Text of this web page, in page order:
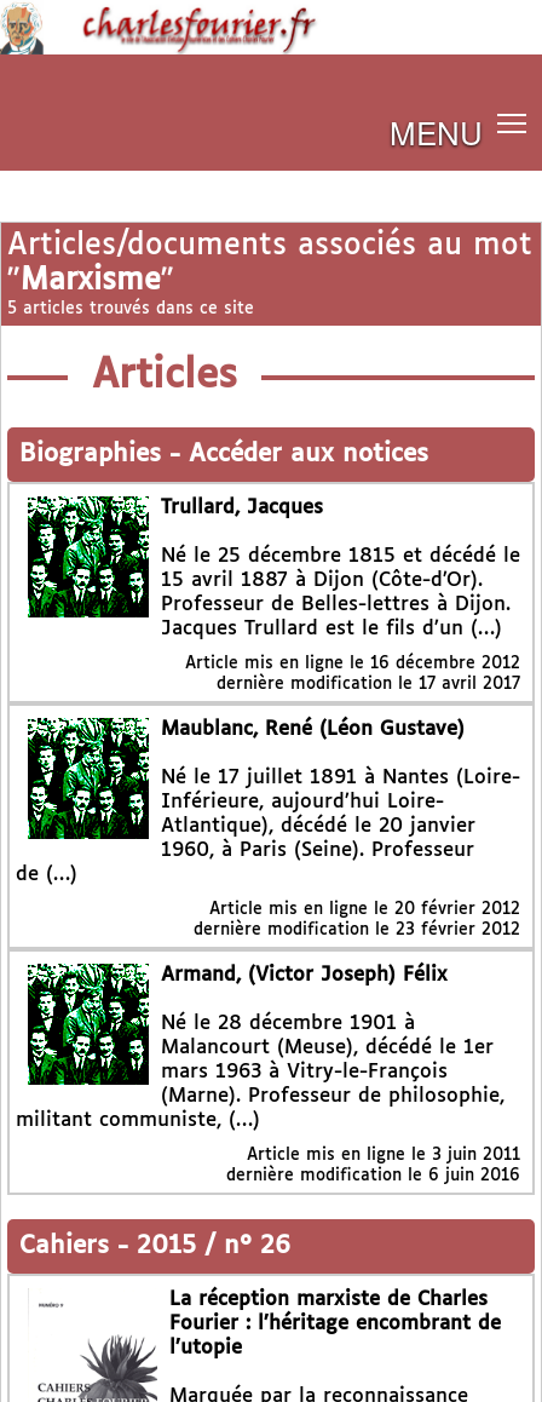
MENU
Articles/documents associés au mot
"Marxisme"
5 articles trouvés dans ce site
Articles
Biographies - Accéder aux notices
Trullard, Jacques
Né le 25 décembre 1815 et décédé le
15 avril 1887 à Dijon (Côte-d’Or).
Professeur de Belles-lettres à Dijon.
Jacques Trullard est le fils d’un (…)
Article mis en ligne le 16 décembre 2012
dernière modification le 17 avril 2017
Maublanc, René (Léon Gustave)
Né le 17 juillet 1891 à Nantes (Loire-
Inférieure, aujourd’hui Loire-
Atlantique), décédé le 20 janvier
1960, à Paris (Seine). Professeur
de (…)
Article mis en ligne le 20 février 2012
dernière modification le 23 février 2012
Armand, (Victor Joseph) Félix
Né le 28 décembre 1901 à
Malancourt (Meuse), décédé le 1er
mars 1963 à Vitry-le-François
(Marne). Professeur de philosophie,
militant communiste, (…)
Article mis en ligne le 3 juin 2011
dernière modification le 6 juin 2016
Cahiers - 2015 / n° 26
La réception marxiste de Charles
Fourier : l’héritage encombrant de
l’utopie
Marquée par la reconnaissance